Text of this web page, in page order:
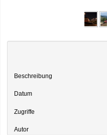
Beschreibung
Datum
Zugriffe
Autor